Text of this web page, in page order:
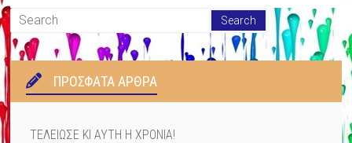
ΠΡΌΣΦΑΤΑ ΆΡΘΡΑ
ΤΕΛΕΙΩΣΕ ΚΙ ΑΥΤΗ Η ΧΡΟΝΙΑ!